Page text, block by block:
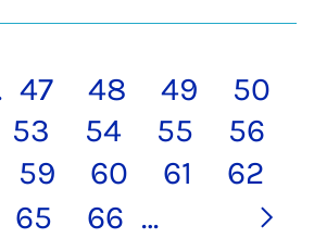
47 48 49
50
53 54 55
56
59 60 61
62
65 66 …